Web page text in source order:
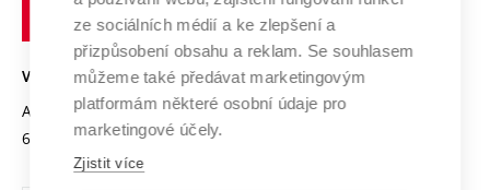
Open Science
Projekty
Projekty ze strukturálních fondů
Specifický výzkum
Mezinárodní dohody
Univerzitní sítě
Podnikavá univerzita / ContriBUTe
Bezpečná univerzita
Vyznamenání
Organizační struktura
technické
VYSOKÉ UČENÍ TECHNICKÉ V BRNĚ
Antonínská 548/1
602 00 Brno
www.vut.cz
vut@vutbr.cz
ze sociálních médií a ke zlepšení a
přizpůsobení obsahu a reklam. Se souhlasem
můžeme také předávat marketingovým
platformám některé osobní údaje pro
marketingové účely.
Zjistit více